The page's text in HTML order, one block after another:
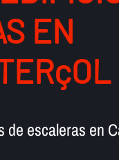
EN
de escaleras en